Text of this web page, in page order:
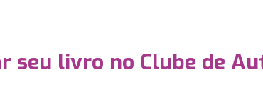
seu livro no Clube de